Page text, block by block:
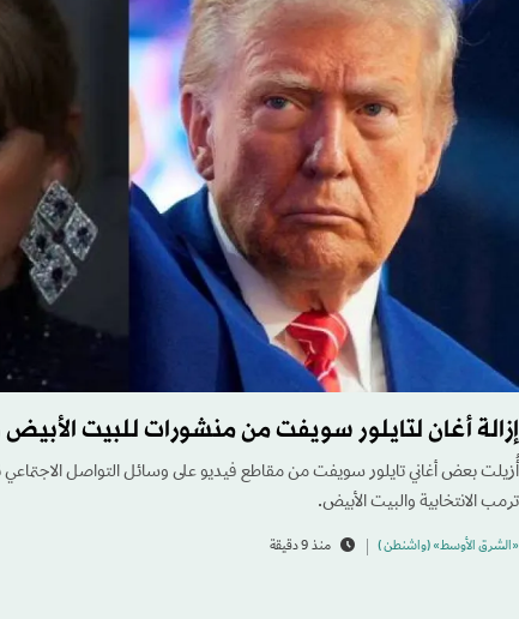
إزالة أغان لتايلور سويفت من منشورات للبيت
أُزيلت بعض ‌أغاني تايلور سويفت من مقاطع فيديو على وسائل التواصل الاجتماعي
ترمب الانتخابية والبيت الأبيض.
«الشرق الأوسط» (واشنطن ) منذ 9 دقيقة